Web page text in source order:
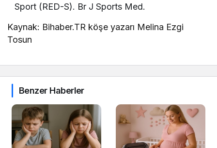
Sport (RED-S). Br J Sports Med.
Kaynak: Bihaber.TR köşe yazarı Melina Ezgi
Tosun
Benzer Haberler